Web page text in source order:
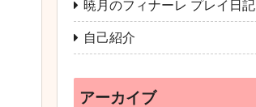
暁月のフィナーレ プレイ日記
自己紹介
アーカイブ